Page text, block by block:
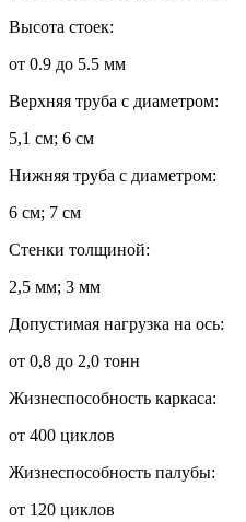
Высота стоек:
от 0.9 до 5.5 мм
Верхняя труба с диаметром:
5,1 см; 6 см
Нижняя труба с диаметром:
6 см; 7 см
Стенки толщиной:
2,5 мм; 3 мм
Допустимая нагрузка на ось:
от 0,8 до 2,0 тонн
Жизнеспособность каркаса:
от 400 циклов
Жизнеспособность палубы:
от 120 циклов